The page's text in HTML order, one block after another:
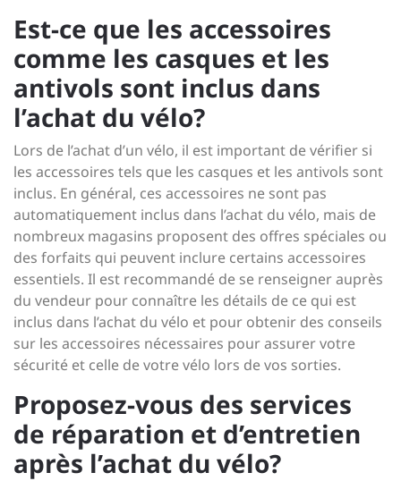
Est-ce que les accessoires
comme les casques et les
antivols sont inclus dans
l’achat du vélo?
Lors de l’achat d’un vélo, il est important de vérifier si
les accessoires tels que les casques et les antivols sont
inclus. En général, ces accessoires ne sont pas
automatiquement inclus dans l’achat du vélo, mais de
nombreux magasins proposent des offres spéciales ou
des forfaits qui peuvent inclure certains accessoires
essentiels. Il est recommandé de se renseigner auprès
du vendeur pour connaître les détails de ce qui est
inclus dans l’achat du vélo et pour obtenir des conseils
sur les accessoires nécessaires pour assurer votre
sécurité et celle de votre vélo lors de vos sorties.
Proposez-vous des services
de réparation et d’entretien
après l’achat du vélo?